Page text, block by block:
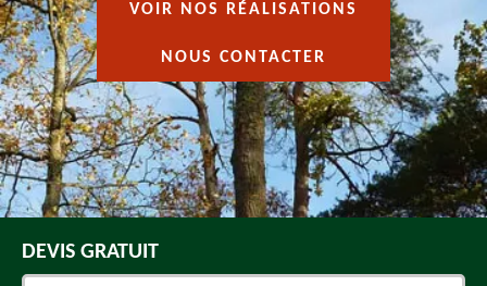
VOIR NOS RÉALISATIONS
NOUS CONTACTER
DEVIS GRATUIT